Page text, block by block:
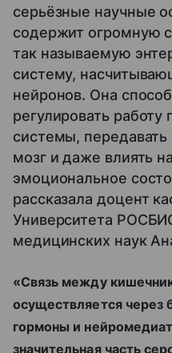
серьёзные научные
содержит огромную
так называемую
систему,
нейронов. Она
регулировать
системы, передавать
мозг и даже влиять
эмоциональное
рассказала доцент
Университета
медицинских наук
«Связь между
осуществляется
гормоны и
значительная часть